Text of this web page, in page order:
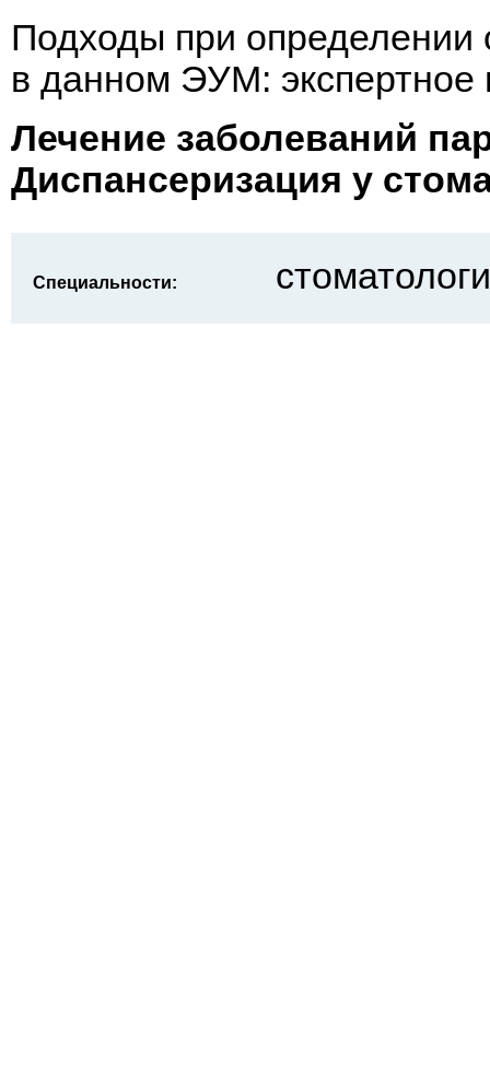
Подходы при определении
в данном ЭУМ: экспертное
Лечение заболеваний
Диспансеризация у
Специальности: